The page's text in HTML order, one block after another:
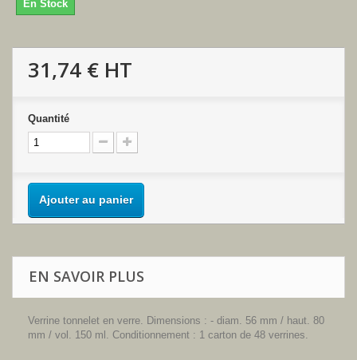
En Stock
31,74 € HT
Quantité
Ajouter au panier
EN SAVOIR PLUS
Verrine tonnelet en verre. Dimensions : - diam. 56 mm / haut. 80
mm / vol. 150 ml. Conditionnement : 1 carton de 48 verrines.